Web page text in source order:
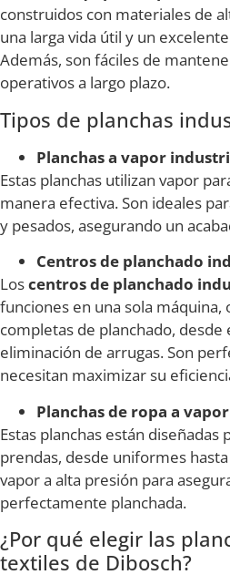
construidos con materiales de
una larga vida útil y un
Además, son fáciles de
operativos a largo plazo.
Tipos de planchas
Planchas a vapor
Estas planchas utilizan vapor
manera efectiva. Son ideales
y pesados, asegurando un
Centros de planchado
Loscentros de planchado
funciones en una sola
completas de planchado,
eliminación de arrugas. Son
necesitan maximizar su
Planchas de ropa a
Estas planchas están
prendas, desde uniformes
vapor a alta presión para
perfectamente planchada.
¿Por qué elegir las
textiles de Dibosch?